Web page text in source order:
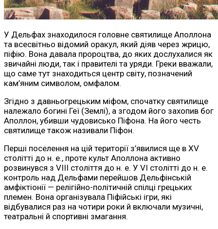
У Дельфах знаходилося головне святилище Аполлона
та всесвітньо відомий оракул, який діяв через жрицю,
піфію. Вона давала пророцтва, до яких дослухалися як
звичайні люди, так і правителі та уряди. Греки вважали,
що саме тут знаходиться центр світу, позначений
кам’яним символом, омфалом.
Згідно з давньогрецьким міфом, спочатку святилище
належало богині Геї (Землі), а згодом його захопив бог
Аполлон, убивши чудовисько Піфона. На його честь
святилище також називали Піфон.
Перші поселення на цій території з’явилися ще в XV
столітті до н. е., проте культ Аполлона активно
розвинувся з VIII століття до н. е. У VI столітті до н. е.
контроль над Дельфами перейшов Дельфінській
амфіктіонії — релігійно-політичній спілці грецьких
племен. Вона організувала Піфійські ігри, які
відбувалися раз на чотири роки й включали музичні,
театральні й спортивні змагання.